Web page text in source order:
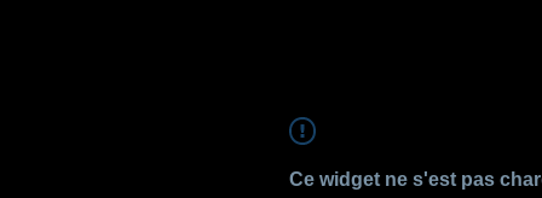
Ce widget ne s'est pas